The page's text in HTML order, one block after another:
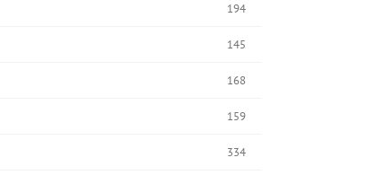
194
145
168
159
334